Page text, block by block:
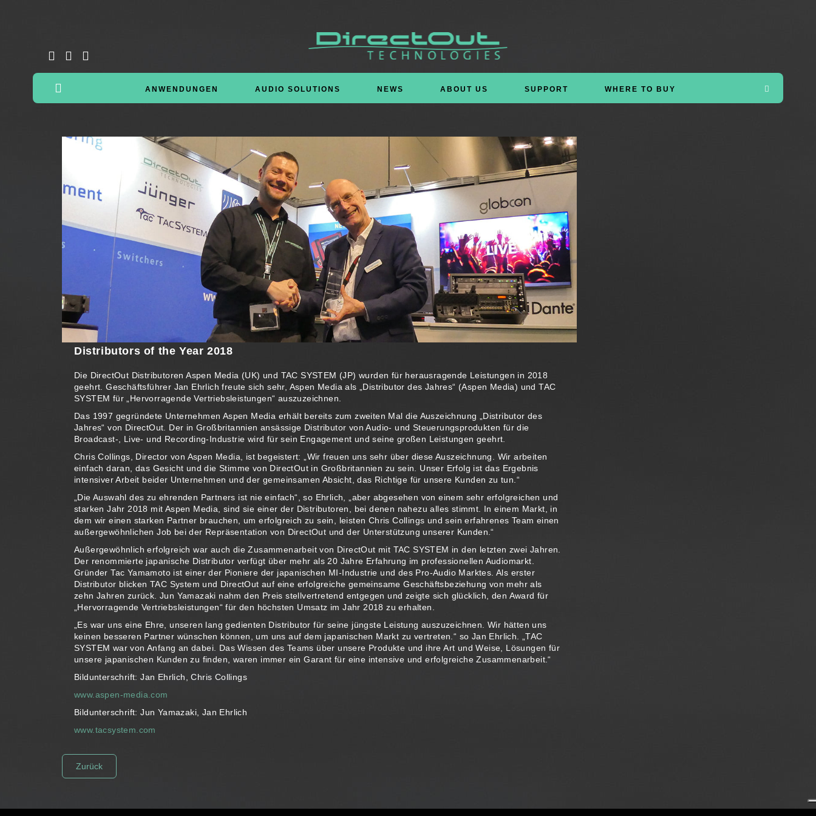
ANWENDUNGEN AUDIO SOLUTIONS NEWS ABOUT US SUPPORT WHERE TO BUY
Distributors of the Year 2018
Die DirectOut Distributoren Aspen Media (UK) und TAC SYSTEM (JP) wurden für herausragende Leistungen in 2018
geehrt. Geschäftsführer Jan Ehrlich freute sich sehr, Aspen Media als „Distributor des Jahres“ (Aspen Media) und TAC
SYSTEM für „Hervorragende Vertriebsleistungen“ auszuzeichnen.
Das 1997 gegründete Unternehmen Aspen Media erhält bereits zum zweiten Mal die Auszeichnung „Distributor des
Jahres“ von DirectOut. Der in Großbritannien ansässige Distributor von Audio- und Steuerungsprodukten für die
Broadcast-, Live- und Recording-Industrie wird für sein Engagement und seine großen Leistungen geehrt.
Chris Collings, Director von Aspen Media, ist begeistert: „Wir freuen uns sehr über diese Auszeichnung. Wir arbeiten
einfach daran, das Gesicht und die Stimme von DirectOut in Großbritannien zu sein. Unser Erfolg ist das Ergebnis
intensiver Arbeit beider Unternehmen und der gemeinsamen Absicht, das Richtige für unsere Kunden zu tun.“
„Die Auswahl des zu ehrenden Partners ist nie einfach“, so Ehrlich, „aber abgesehen von einem sehr erfolgreichen und
starken Jahr 2018 mit Aspen Media, sind sie einer der Distributoren, bei denen nahezu alles stimmt. In einem Markt, in
dem wir einen starken Partner brauchen, um erfolgreich zu sein, leisten Chris Collings und sein erfahrenes Team einen
außergewöhnlichen Job bei der Repräsentation von DirectOut und der Unterstützung unserer Kunden.“
Außergewöhnlich erfolgreich war auch die Zusammenarbeit von DirectOut mit TAC SYSTEM in den letzten zwei Jahren.
Der renommierte japanische Distributor verfügt über mehr als 20 Jahre Erfahrung im professionellen Audiomarkt.
Gründer Tac Yamamoto ist einer der Pioniere der japanischen MI-Industrie und des Pro-Audio Marktes. Als erster
Distributor blicken TAC System und DirectOut auf eine erfolgreiche gemeinsame Geschäftsbeziehung von mehr als
zehn Jahren zurück. Jun Yamazaki nahm den Preis stellvertretend entgegen und zeigte sich glücklich, den Award für
„Hervorragende Vertriebsleistungen“ für den höchsten Umsatz im Jahr 2018 zu erhalten.
„Es war uns eine Ehre, unseren lang gedienten Distributor für seine jüngste Leistung auszuzeichnen. Wir hätten uns
keinen besseren Partner wünschen können, um uns auf dem japanischen Markt zu vertreten.“ so Jan Ehrlich. „TAC
SYSTEM war von Anfang an dabei. Das Wissen des Teams über unsere Produkte und ihre Art und Weise, Lösungen für
unsere japanischen Kunden zu finden, waren immer ein Garant für eine intensive und erfolgreiche Zusammenarbeit.“
Bildunterschrift: Jan Ehrlich, Chris Collings
www.aspen-media.com
Bildunterschrift: Jun Yamazaki, Jan Ehrlich
www.tacsystem.com
Zurück